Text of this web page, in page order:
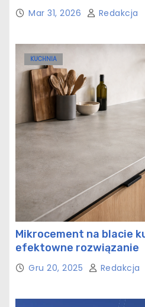
Mar 31, 2026 Redakcja
KUCHNIA
Mikrocement na blacie
efektowne rozwiązanie
Gru 20, 2025 Redakcja